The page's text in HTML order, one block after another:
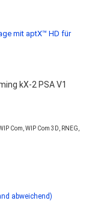
kX-2 PSA V1
Com, WIP Com 3D, RNEG,
abweichend)